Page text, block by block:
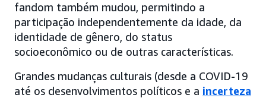
fandom também mudou, permitindo a
participação independentemente da idade, da
identidade de gênero, do status
socioeconômico ou de outras características.
Grandes mudanças culturais (desde a COVID-19
até os desenvolvimentos políticos e a incerteza